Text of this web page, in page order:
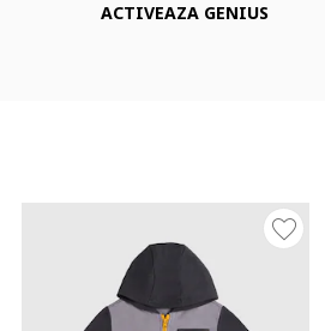
ACTIVEAZA GENIUS